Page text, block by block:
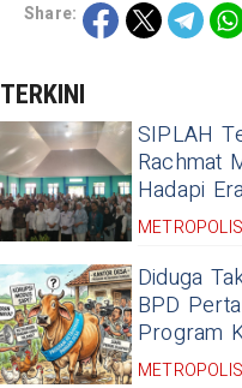
Share:
TERKINI
SIPLAH
Rachmat
Hadapi
METROPOLIS
Diduga
BPD
Program
METROPOLIS